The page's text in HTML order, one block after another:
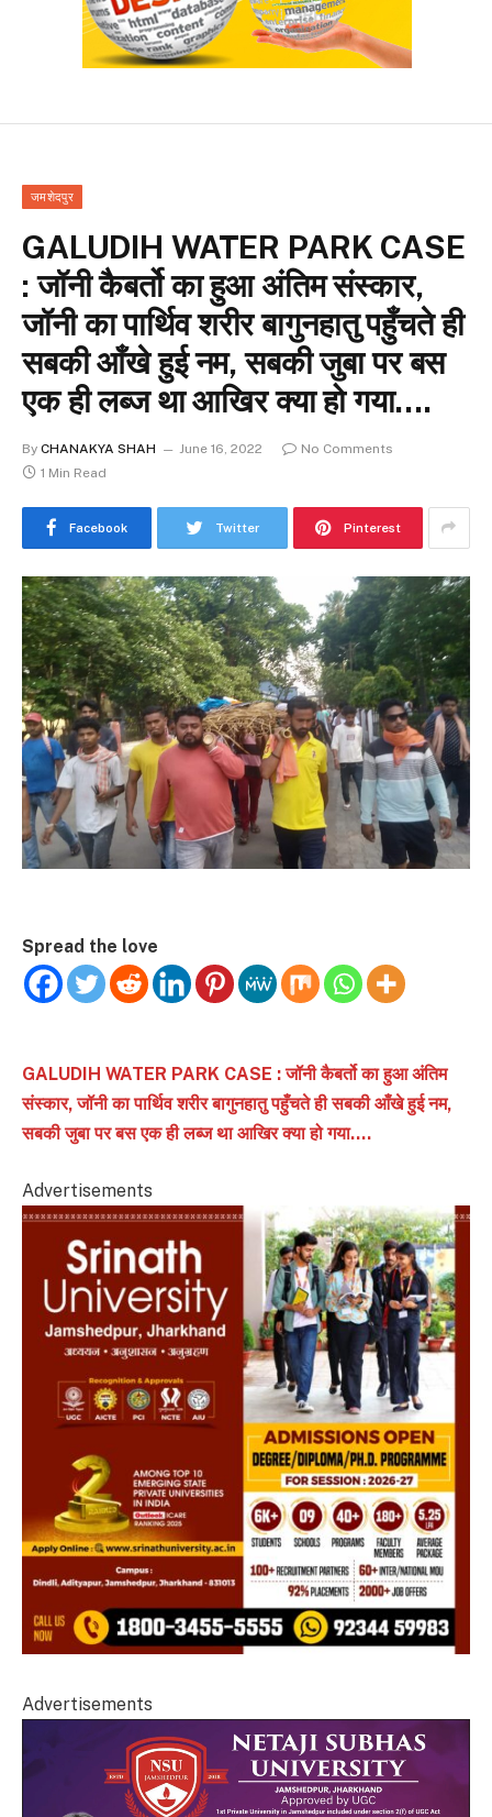
जमशेदपुर
GALUDIH WATER PARK CASE
: जॉनी कैबर्तो का हुआ अंतिम संस्कार,
जॉनी का पार्थिव शरीर बागुनहातु पहुँचते ही
सबकी आँखे हुई नम, सबकी जुबा पर बस
एक ही लब्ज था आखिर क्या हो गया….
By CHANAKYA SHAH June 16, 2022
No Comments
1 Min Read
Facebook Twitter Pinterest
Spread the love
GALUDIH WATER PARK CASE : जॉनी कैबर्तो का हुआ अंतिम
संस्कार, जॉनी का पार्थिव शरीर बागुनहातु पहुँचते ही सबकी आँखे हुई नम,
सबकी जुबा पर बस एक ही लब्ज था आखिर क्या हो गया….
Advertisements
Advertisements